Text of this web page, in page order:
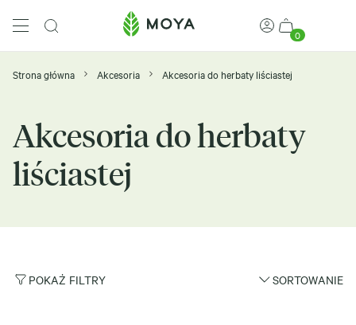
0
Strona główna Akcesoria Akcesoria do herbaty liściastej
Akcesoria do herbaty
liściastej
POKAŻ FILTRY SORTOWANIE